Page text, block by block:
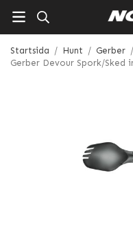
Startsida / Hunt / Gerber /
Gerber Devour Spork/Sked